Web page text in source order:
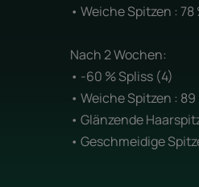
• Weiche Spitzen : 78
Nach 2 Wochen:
• -60 % Spliss (4)
• Weiche Spitzen : 89
• Glänzende
• Geschmeidige